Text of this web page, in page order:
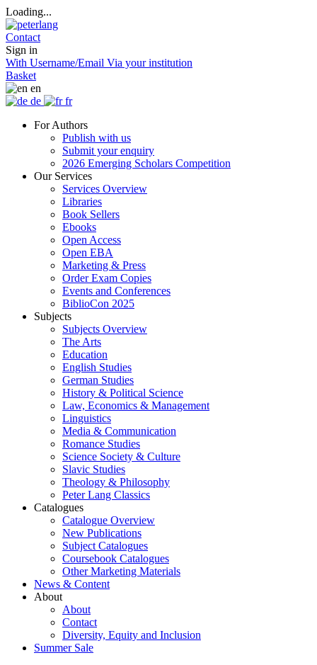
Loading...
Contact
Sign in
With Username/Email Via your institution
Basket
en
de
fr
For Authors
Publish with us
Submit your enquiry
2026 Emerging Scholars Competition
Our Services
Services Overview
Libraries
Book Sellers
Ebooks
Open Access
Open EBA
Marketing & Press
Order Exam Copies
Events and Conferences
BiblioCon 2025
Subjects
Subjects Overview
The Arts
Education
English Studies
German Studies
History & Political Science
Law, Economics & Management
Linguistics
Media & Communication
Romance Studies
Science Society & Culture
Slavic Studies
Theology & Philosophy
Peter Lang Classics
Catalogues
Catalogue Overview
New Publications
Subject Catalogues
Coursebook Catalogues
Other Marketing Materials
News & Content
About
About
Contact
Diversity, Equity and Inclusion
Summer Sale